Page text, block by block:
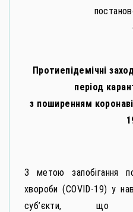
Протиепідемічні
період
з поширенням
З метою запобігання
хвороби (СОVID-19) у
суб’єкти, що